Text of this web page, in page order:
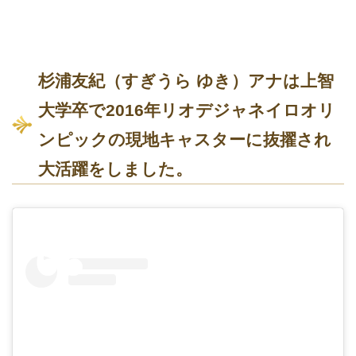
杉浦友紀（すぎうら ゆき）アナは上智
大学卒で2016年リオデジャネイロオリ
ンピックの現地キャスターに抜擢され
大活躍をしました。